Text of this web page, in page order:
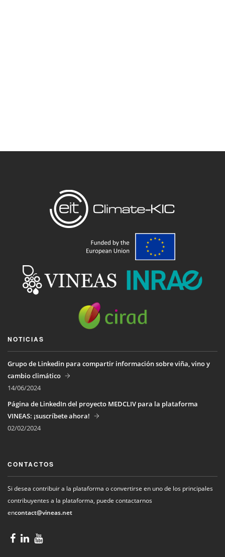
NOTICIAS
Grupo de Linkedin para compartir información sobre viña, vino y
cambio climático
14/06/2024
Página de LinkedIn del proyecto MEDCLIV para la plataforma
VINEAS: ¡suscríbete ahora!
02/02/2024
CONTACTOS
Si desea contribuir a la plataforma o convertirse en uno de los principales
contribuyentes a la plataforma, puede contactarnos
encontact@vineas.net